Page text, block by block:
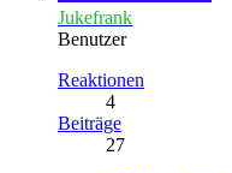
Jukefrank
Benutzer
Reaktionen
4
Beiträge
27